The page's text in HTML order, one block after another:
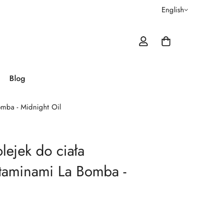
English
Blog
- Midnight Oil
do ciała
La Bomba -